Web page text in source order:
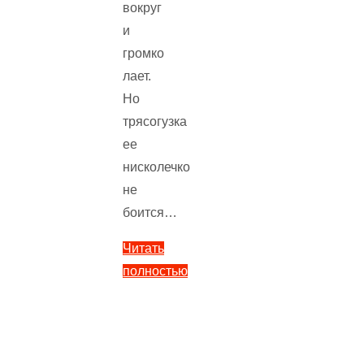
вокруг
и
громко
лает.
Но
трясогузка
ее
нисколечко
не
боится…
Читать
полностью